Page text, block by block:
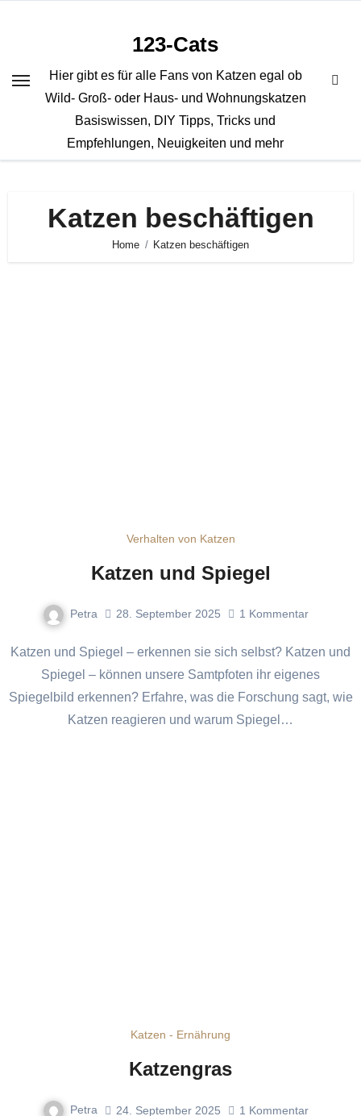
123-Cats
Hier gibt es für alle Fans von Katzen egal ob
Wild- Groß- oder Haus- und Wohnungskatzen
Basiswissen, DIY Tipps, Tricks und
Empfehlungen, Neuigkeiten und mehr
Katzen beschäftigen
Home Katzen beschäftigen
Verhalten von Katzen
Katzen und Spiegel
Petra 28. September 2025 1 Kommentar
Katzen und Spiegel – erkennen sie sich selbst? Katzen und
Spiegel – können unsere Samtpfoten ihr eigenes
Spiegelbild erkennen? Erfahre, was die Forschung sagt, wie
Katzen reagieren und warum Spiegel…
Katzen - Ernährung
Katzengras
Petra 24. September 2025 1 Kommentar